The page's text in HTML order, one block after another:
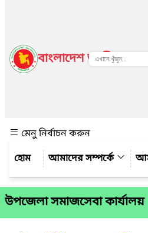
বাংলাদেশ জাতীয় তথ্য
মেনু নির্বাচন করুন
আমাদের সম্পর্কে
উপজেলা সমাজসেবা কার্যালয়